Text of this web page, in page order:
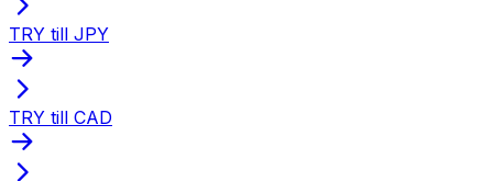
TRY till JPY
TRY till CAD